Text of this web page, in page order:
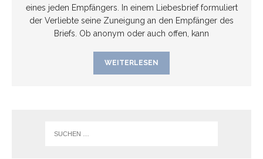
eines jeden Empfängers. In einem Liebesbrief formuliert
der Verliebte seine Zuneigung an den Empfänger des
Briefs. Ob anonym oder auch offen, kann
WEITERLESEN